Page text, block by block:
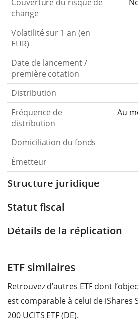
Couverture du risque de
change
Volatilité sur 1 an (en
EUR)
Date de lancement /
première cotation
Distribution
Fréquence de
distribution
Au
Domiciliation du fonds
Émetteur
Structure juridique
Statut fiscal
Détails de la réplication
ETF similaires
Retrouvez d’autres ETF dont
est comparable à celui de iShares
200 UCITS ETF (DE).